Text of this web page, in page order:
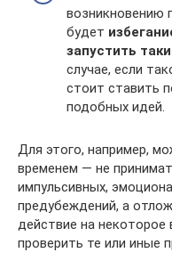
возникновению
будет
запустить
случае, если
стоит ставить
подобных идей.
Для этого, например,
временем — не
импульсивных,
предубеждений, а
действие на
проверить те или иные